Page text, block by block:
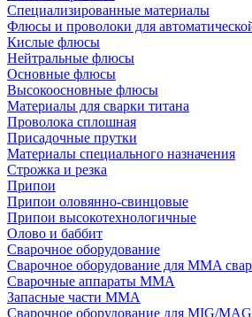
Специализированные материалы
Флюсы и проволоки для
Кислые флюсы
Нейтральные флюсы
Основные флюсы
Высокоосновные флюсы
Материалы для сварки титана
Проволока сплошная
Присадочные прутки
Материалы специального назначения
Строжка и резка
Припои
Припои оловянно-свинцовые
Припои высокотехнологичные
Олово и баббит
Сварочное оборудование
Сварочное оборудование для MMA
Сварочные аппараты MMA
Запасные части MMA
Сварочное оборудование для MIG/